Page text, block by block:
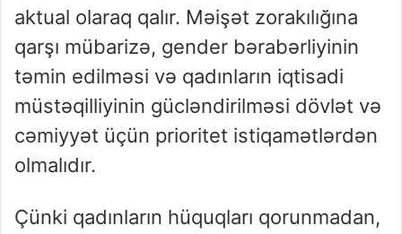
aktual olaraq qalır. Məişət zorakılığına
qarşı mübarizə, gender bərabərliyinin
təmin edilməsi və qadınların iqtisadi
müstəqilliyinin gücləndirilməsi dövlət və
cəmiyyət üçün prioritet istiqamətlərdən
olmalıdır.
Çünki qadınların hüquqları qorunmadan,